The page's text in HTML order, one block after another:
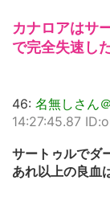
カナロアはサ
で完全失速し
46: 名無しさん
14:27:45.87
サートゥルでダ
あれ以上の良血